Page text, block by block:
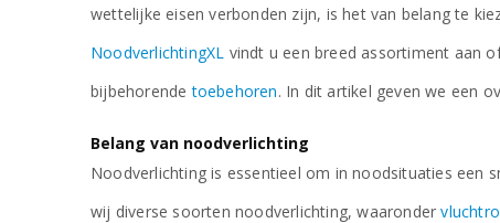
wettelijke eisen verbonden zijn, is het van belang te
NoodverlichtingXL vindt u een breed assortiment aan
bijbehorendetoebehoren. In dit artikel geven we een
Belang van noodverlichting
Noodverlichting is essentieel om in noodsituaties een
wij diverse soorten noodverlichting, waaronder